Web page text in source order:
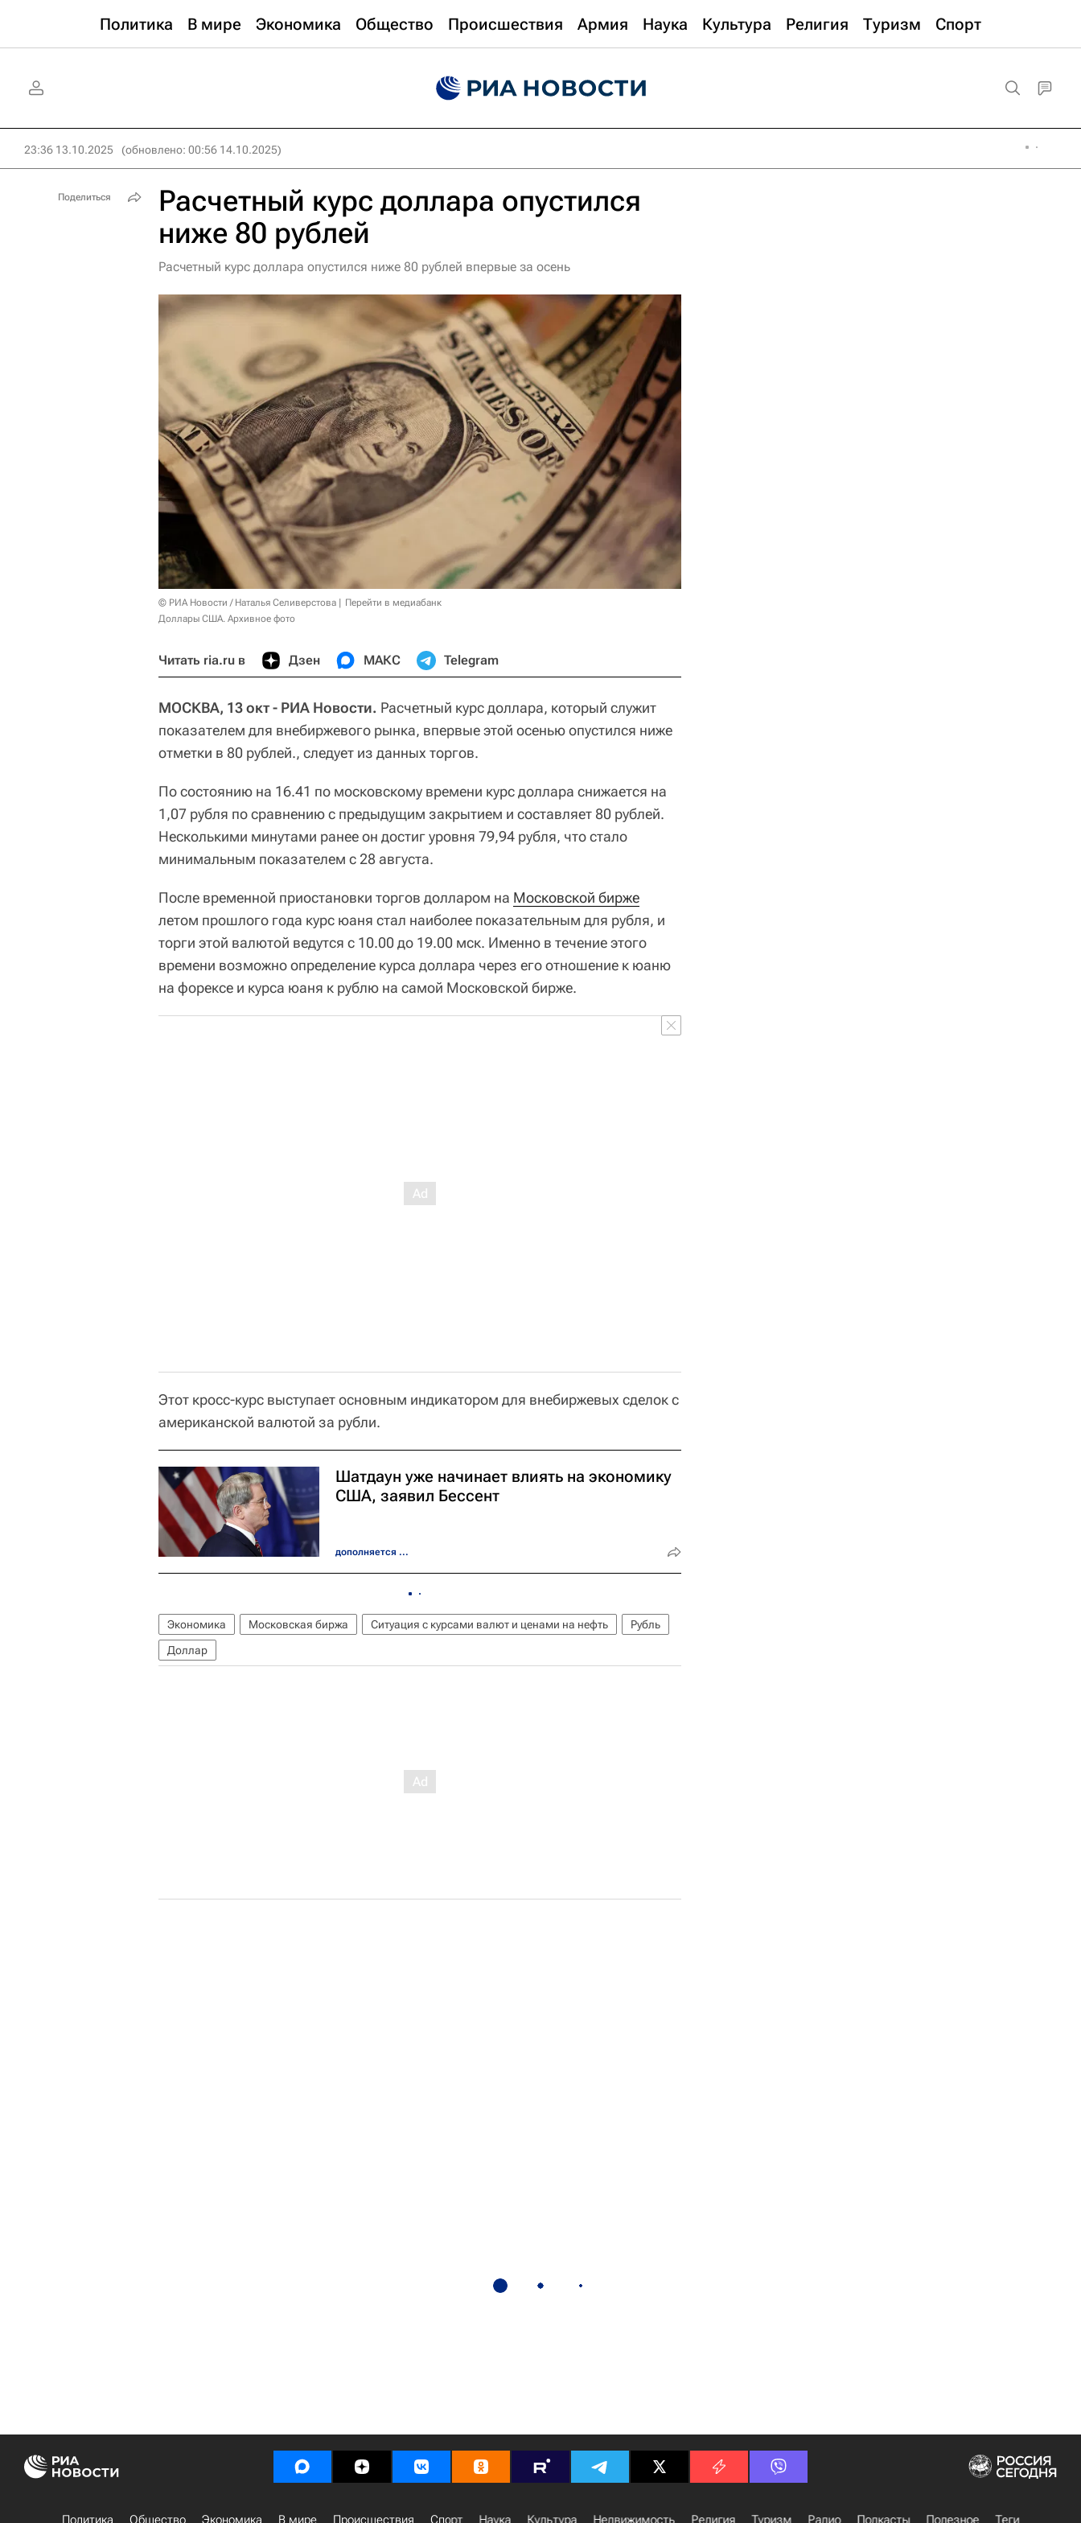
Политика В мире Экономика Общество Происшествия Армия Наука Культура Религия Туризм Спорт
23:36 13.10.2025 (обновлено: 00:56 14.10.2025)
Расчетный курс доллара опустился
ниже 80 рублей
Расчетный курс доллара опустился ниже 80 рублей впервые за осень
© РИА Новости / Наталья Селиверстова
Перейти в медиабанк
Доллары США. Архивное фото
Читать ria.ru в Дзен МАКС Telegram
МОСКВА, 13 окт - РИА Новости. Расчетный курс доллара, который служит
показателем для внебиржевого рынка, впервые этой осенью опустился ниже
отметки в 80 рублей., следует из данных торгов.
По состоянию на 16.41 по московскому времени курс доллара снижается на
1,07 рубля по сравнению с предыдущим закрытием и составляет 80 рублей.
Несколькими минутами ранее он достиг уровня 79,94 рубля, что стало
минимальным показателем с 28 августа.
После временной приостановки торгов долларом на Московской бирже
летом прошлого года курс юаня стал наиболее показательным для рубля, и
торги этой валютой ведутся с 10.00 до 19.00 мск. Именно в течение этого
времени возможно определение курса доллара через его отношение к юаню
на форексе и курса юаня к рублю на самой Московской бирже.
Этот кросс-курс выступает основным индикатором для внебиржевых сделок с
американской валютой за рубли.
Шатдаун уже начинает влиять на экономику
США, заявил Бессент
дополняется ...
Экономика Московская биржа Ситуация с курсами валют и ценами на нефть
Рубль
Доллар
Поделиться
Политика Общество Экономика В мире Происшествия Спорт Наука Культура Недвижимость Религия Туризм Радио Подкасты Полезное Теги